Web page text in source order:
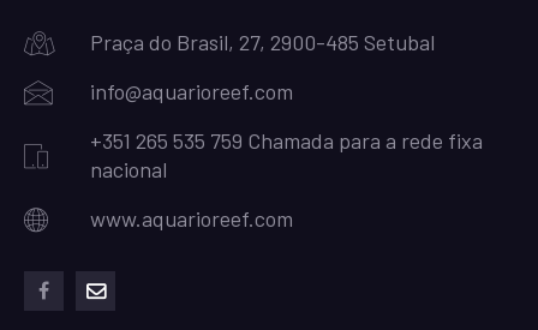
Praça do Brasil, 27, 2900-485 Setubal
info@aquarioreef.com
+351 265 535 759 Chamada para a rede fixa
nacional
www.aquarioreef.com